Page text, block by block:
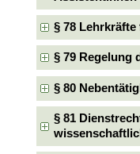
§ 78
§ 79 Regelung
§ 80
§ 81